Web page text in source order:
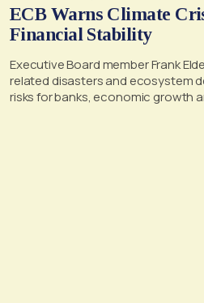
ECB Warns Climate
Financial Stability
Executive Board member Frank
related disasters and ecosystem
risks for banks, economic growth